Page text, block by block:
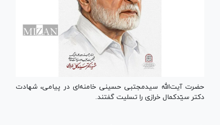
حضرت آیت‌الله سیدمجتبی حسینی خامنه‌ای در پیامی، شهادت
دکتر سیّدکمال خرازی را تسلیت گفتند.